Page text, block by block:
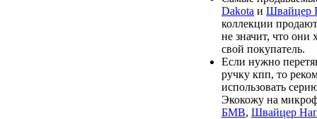
Dakota и Швайцер
коллекции
не значит, что
свой покупатель.
Если нужно
ручку кпп, то
использовать
Экокожу на
БМВ, Швайцер